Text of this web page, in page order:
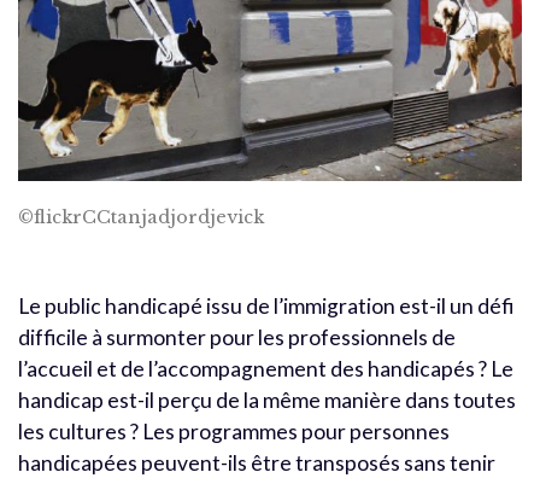
©flickrCCtanjadjordjevick
Le public handicapé issu de l’immigration est-il un défi
difficile à surmonter pour les professionnels de
l’accueil et de l’accompagnement des handicapés ? Le
handicap est-il perçu de la même manière dans toutes
les cultures ? Les programmes pour personnes
handicapées peuvent-ils être transposés sans tenir